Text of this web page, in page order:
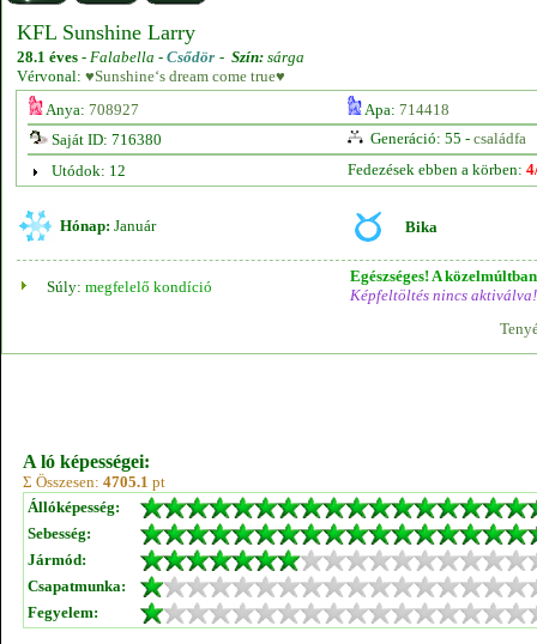
KFL Sunshine Larry
28.1 éves - Falabella - Csődör - Szín: sárga
Vérvonal: ♥Sunshine‘s dream come true♥
Anya: 708927 Apa: 714418
Saját ID: 716380
Generáció: 55 - családfa
Utódok: 12
Fedezések ebben a körben:
Hónap: Január Bika
Súly: megfelelő kondíció
Egészséges! A
Képfeltöltés nincs aktiválva!
A ló képességei:
Σ Összesen: 4705.1 pt
Állóképesség:
Sebesség:
Jármód:
Csapatmunka:
Fegyelem: